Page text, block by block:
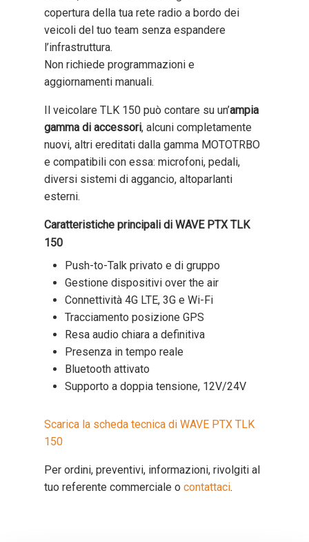
copertura della tua rete radio a bordo dei
veicoli del tuo team senza espandere
l’infrastruttura.
Non richiede programmazioni e
aggiornamenti manuali.
Il veicolare TLK 150 può contare su un’ampia
gamma di accessori, alcuni completamente
nuovi, altri ereditati dalla gamma MOTOTRBO
e compatibili con essa: microfoni, pedali,
diversi sistemi di aggancio, altoparlanti
esterni.
Caratteristiche principali di WAVE PTX TLK
150
Push-to-Talk privato e di gruppo
Gestione dispositivi over the air
Connettività 4G LTE, 3G e Wi-Fi
Tracciamento posizione GPS
Resa audio chiara a definitiva
Presenza in tempo reale
Bluetooth attivato
Supporto a doppia tensione, 12V/24V
Scarica la scheda tecnica di WAVE PTX TLK
150
Per ordini, preventivi, informazioni, rivolgiti al
tuo referente commerciale o contattaci.